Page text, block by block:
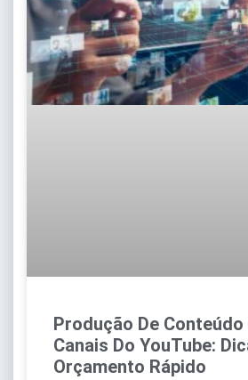
Produção De Conteúdo
Canais Do YouTube:
Orçamento Rápido